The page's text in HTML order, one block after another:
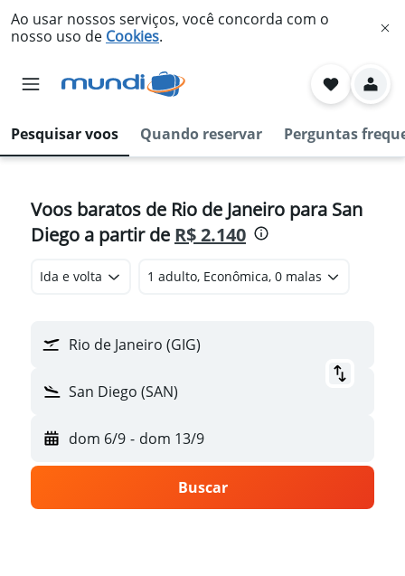
Ao usar nossos serviços, você concorda com o
nosso uso de Cookies.
Pesquisar voos Quando reservar Perguntas
Voos baratos de Rio de Janeiro para San
Diego a partir de R$ 2.140
Ida e volta 1 adulto, Econômica, 0 malas
Rio de Janeiro (GIG)
San Diego (SAN)
dom 6/9 - dom 13/9
Buscar